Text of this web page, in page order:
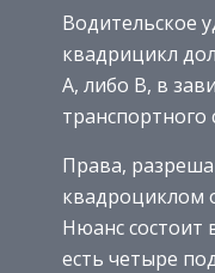
Водительское
квадрицикл
А, либо В, в
транспортного
Права,
квадроциклом
Нюанс состоит
есть четыре